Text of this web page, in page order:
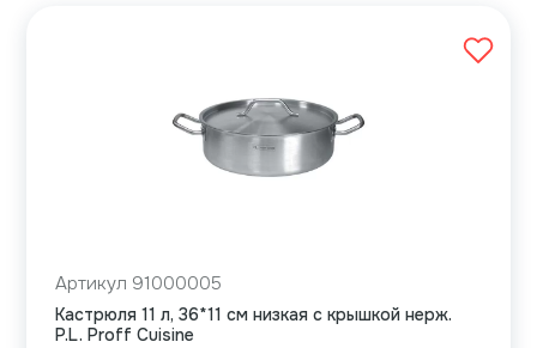
Артикул 91000005
Кастрюля 11 л, 36*11 см низкая с крышкой нерж.
P.L. Proff Cuisine